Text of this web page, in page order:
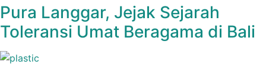
Pura Langgar, Jejak Sejarah
Toleransi Umat Beragama di Bali